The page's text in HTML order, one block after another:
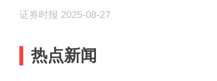
证券时报 2025-08-27
热点新闻